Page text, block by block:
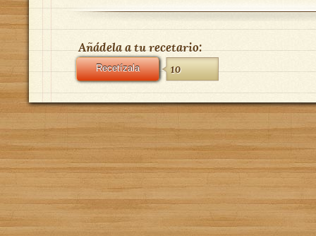
Añádela a tu recetario:
Recetízala 10